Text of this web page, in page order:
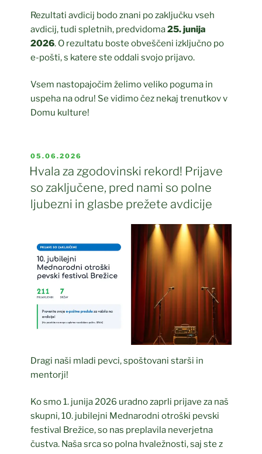
Rezultati avdicij bodo znani po zaključku vseh
avdicij, tudi spletnih, predvidoma25. junija
2026. O rezultatu boste obveščeni izključno po
e-pošti, s katere ste oddali svojo prijavo.
Vsem nastopajočim želimo veliko poguma in
uspeha na odru! Se vidimo čez nekaj trenutkov v
Domu kulture!
OBJAVLJENO
DNE
05.06.2026
Hvala za zgodovinski rekord! Prijave
so zaključene, pred nami so polne
ljubezni in glasbe prežete avdicije
Dragi naši mladi pevci, spoštovani starši in
mentorji!
Ko smo 1. junija 2026 uradno zaprli prijave za naš
skupni, 10. jubilejni Mednarodni otroški pevski
festival Brežice, so nas preplavila neverjetna
čustva. Naša srca so polna hvaležnosti, saj ste z